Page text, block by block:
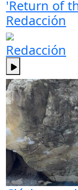
'Return of
Redacción
Redacción